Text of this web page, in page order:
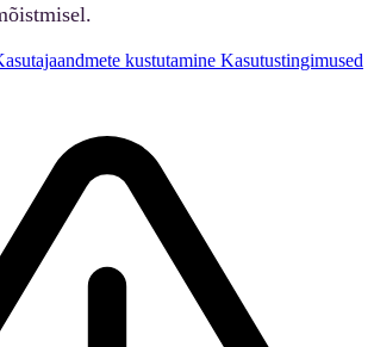
kustutamine Kasutustingimused